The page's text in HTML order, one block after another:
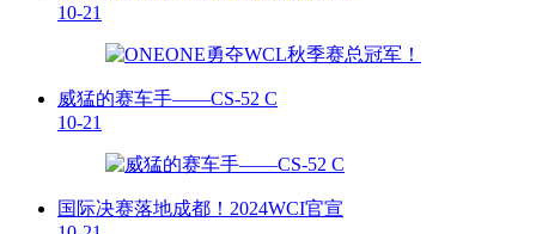
10-21
威猛的赛车手——CS-52 C
10-21
国际决赛落地成都！2024WCI官宣